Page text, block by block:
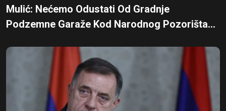
Mulić: Nećemo Odustati Od Gradnje
Podzemne Garaže Kod Narodnog Pozorišta...